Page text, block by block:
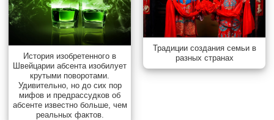
История изобретенного в
Швейцарии абсента изобилует
крутыми поворотами.
Удивительно, но до сих пор
мифов и предрассудков об
абсенте известно больше, чем
реальных фактов.
Традиции создания семьи в
разных странах